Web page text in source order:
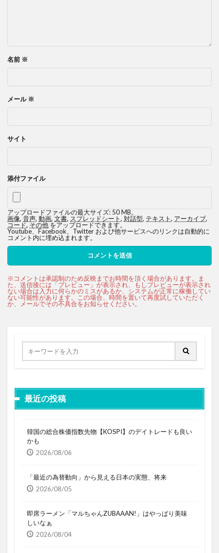
名前 ※
メール ※
サイト
添付ファイル
アップロードファイルの最大サイズ: 50 MB。
画像, 音声, 動画, 文書, スプレッドシート, 対話型, テキスト, アーカイブ,
コード,その他をアップロードできます。
Youtube、Facebook、Twitter および他サービスへのリンクは自動的に
コメント内に埋め込まれます。
最近の投稿
韓国の総合株価指数先物【KOSPI】のデイトレードも良い
かも
2026/08/06
「最近の為替動向」から見える日本の実態、将来
2026/08/05
即席ラーメン「マルちゃんZUBAAAN!」はやっぱり美味
しいなぁ
2026/08/04